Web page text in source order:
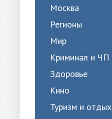
Москва
Регионы
Мир
Криминал и ЧП
Здоровье
Кино
Туризм и отдых